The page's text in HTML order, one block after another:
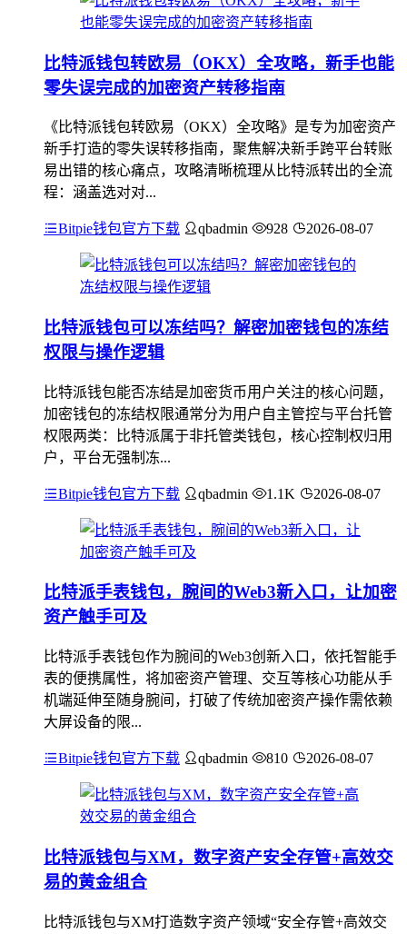
比特派钱包转欧易（OKX）全攻略，新手也能
零失误完成的加密资产转移指南
《比特派钱包转欧易（OKX）全攻略》是专为加密资产
新手打造的零失误转移指南，聚焦解决新手跨平台转账
易出错的核心痛点，攻略清晰梳理从比特派转出的全流
程：涵盖选对对...
Bitpie钱包官方下载 qbadmin 928 2026-08-07
比特派钱包可以冻结吗？解密加密钱包的冻结
权限与操作逻辑
比特派钱包能否冻结是加密货币用户关注的核心问题，
加密钱包的冻结权限通常分为用户自主管控与平台托管
权限两类：比特派属于非托管类钱包，核心控制权归用
户，平台无强制冻...
Bitpie钱包官方下载 qbadmin 1.1K 2026-08-07
比特派手表钱包，腕间的Web3新入口，让加密
资产触手可及
比特派手表钱包作为腕间的Web3创新入口，依托智能手
表的便携属性，将加密资产管理、交互等核心功能从手
机端延伸至随身腕间，打破了传统加密资产操作需依赖
大屏设备的限...
Bitpie钱包官方下载 qbadmin 810 2026-08-07
比特派钱包与XM，数字资产安全存管+高效交
易的黄金组合
比特派钱包与XM打造数字资产领域“安全存管+高效交